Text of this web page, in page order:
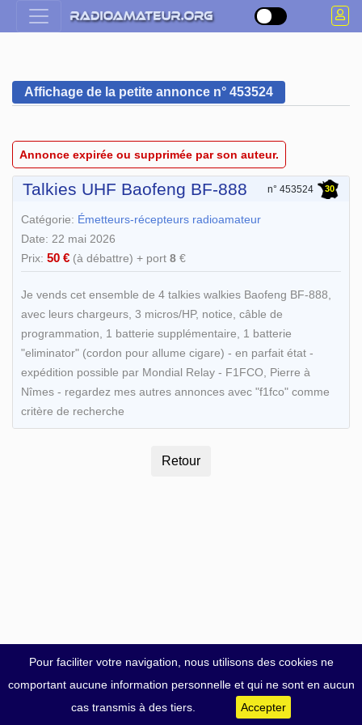
Pour faciliter votre navigation, nous utilisons des cookies ne
comportant aucune information personnelle et qui ne sont en aucun
cas transmis à des tiers.
Accepter
Affichage de la petite annonce n° 453524
Annonce expirée ou supprimée par son auteur.
Talkies UHF Baofeng BF-888 n° 453524 30
Catégorie: Émetteurs-récepteurs radioamateur
Date: 22 mai 2026
Prix: 50 € (à débattre) + port 8€
Je vends cet ensemble de 4 talkies walkies Baofeng BF-888,
avec leurs chargeurs, 3 micros/HP, notice, câble de
programmation, 1 batterie supplémentaire, 1 batterie
"eliminator" (cordon pour allume cigare) - en parfait état -
expédition possible par Mondial Relay - F1FCO, Pierre à
Nîmes - regardez mes autres annonces avec "f1fco" comme
critère de recherche